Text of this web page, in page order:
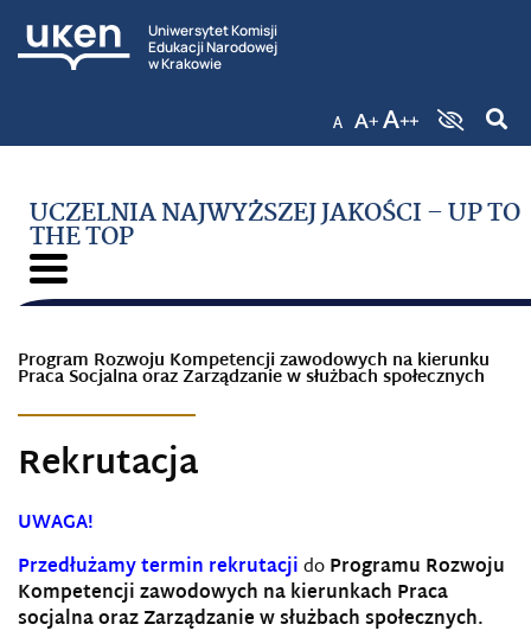
Uniwersytet Komisji
Edukacji Narodowej
w Krakowie
UCZELNIA NAJWYŻSZEJ JAKOŚCI – UP TO
THE TOP
Program Rozwoju Kompetencji zawodowych na kierunku
Praca Socjalna oraz Zarządzanie w służbach społecznych
Rekrutacja
UWAGA!
Przedłużamy termin rekrutacjidoProgramu Rozwoju
Kompetencji zawodowych na kierunkach Praca
socjalna oraz Zarządzanie w służbach społecznych.